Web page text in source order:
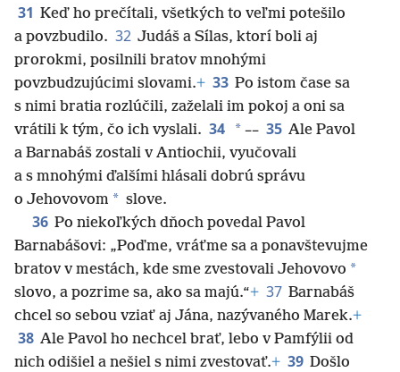
31 Keď ho prečítali, všetkých to veľmi potešilo
a povzbudilo. 32 Judáš a Sílas, ktorí boli aj
prorokmi, posilnili bratov mnohými
povzbudzujúcimi slovami.+ 33 Po istom čase sa
s nimi bratia rozlúčili, zaželali im pokoj a oni sa
vrátili k tým, čo ich vyslali. 34 * –– 35 Ale Pavol
a Barnabáš zostali v Antiochii, vyučovali
a s mnohými ďalšími hlásali dobrú správu
o Jehovovom * slove.
36 Po niekoľkých dňoch povedal Pavol
Barnabášovi: „Poďme, vráťme sa a ponavštevujme
bratov v mestách, kde sme zvestovali Jehovovo *
slovo, a pozrime sa, ako sa majú.“+ 37 Barnabáš
chcel so sebou vziať aj Jána, nazývaného Marek.+
38 Ale Pavol ho nechcel brať, lebo v Pamfýlii od
nich odišiel a nešiel s nimi zvestovať.+ 39 Došlo